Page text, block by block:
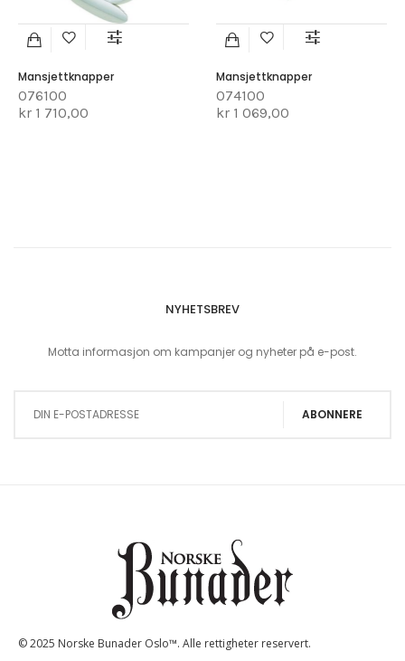
Mansjettknapper
076100
kr 1 710,00
Mansjettknapper
074100
kr 1 069,00
NYHETSBREV
Motta informasjon om kampanjer og nyheter på e-post.
ABONNERE
© 2025 Norske Bunader Oslo™. Alle rettigheter reservert.